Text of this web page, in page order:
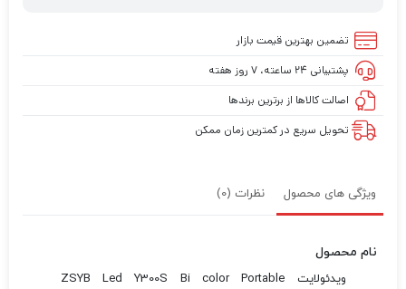
تضمین بهترین قیمت بازار
پشتیبانی ۲۴ ساعته، ۷ روز هفته
اصالت کالاها از برترین برندها
تحویل سریع در کمترین زمان ممکن
ویژگی های محصول نظرات (0)
نام محصول
ویدئولایت ZSYB Led Y300S Bi color Portable